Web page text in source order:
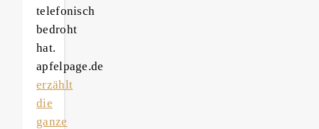
telefonisch
bedroht
hat.
apfelpage.de
erzählt
die
ganze